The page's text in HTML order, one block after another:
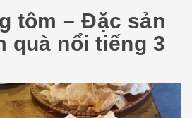
tôm – Đặc sản
quà nổi tiếng 3